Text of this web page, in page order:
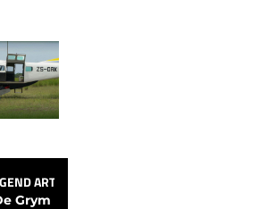
ARTIKEL
Grym